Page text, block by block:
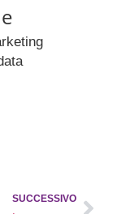
SUCCESSIVO